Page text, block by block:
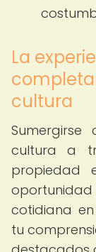
La
cultura
cultura a
propiedad
oportunidad
cotidiana
tu